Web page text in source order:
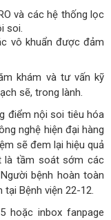
và các hệ thống lọc
soi.
vô khuẩn được đảm
khám và tư vấn kỹ
sẽ, trong lành.
điểm nội soi tiêu hóa
nghệ hiện đại hàng
sẽ đem lại hiệu quả
là tầm soát sớm các
bệnh hoàn toàn
Bệnh viện 22-12.
hoặc inbox fanpage